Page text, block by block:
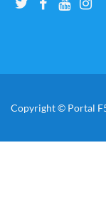
Copyright © Portal